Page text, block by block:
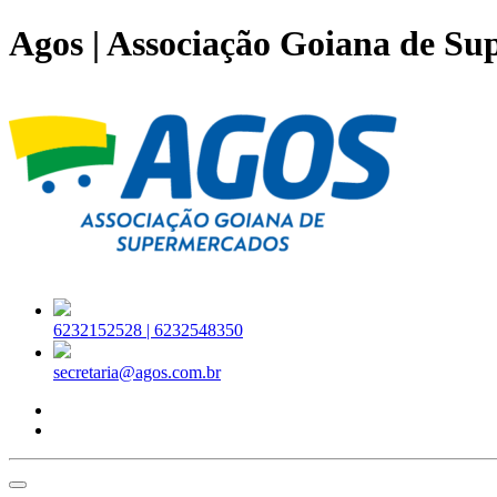
Agos | Associação Goiana de
6232152528 | 6232548350
secretaria@agos.com.br